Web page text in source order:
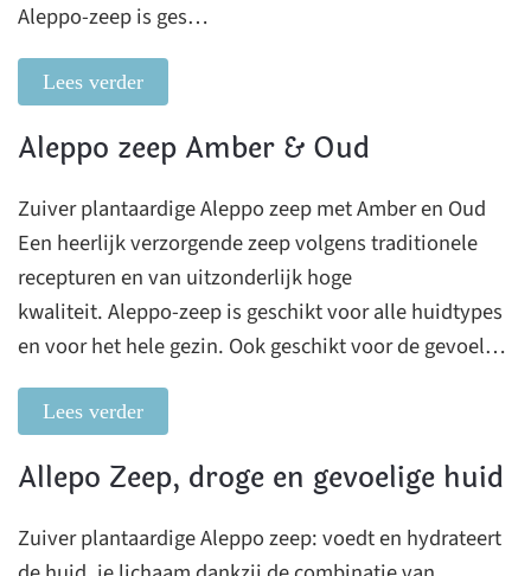
Aleppo-zeep is ges…
Lees verder
Aleppo zeep Amber & Oud
Zuiver plantaardige Aleppo zeep met Amber en Oud
Een heerlijk verzorgende zeep volgens traditionele
recepturen en van uitzonderlijk hoge
kwaliteit. Aleppo-zeep is geschikt voor alle huidtypes
en voor het hele gezin. Ook geschikt voor de gevoel…
Lees verder
Allepo Zeep, droge en gevoelige huid
Zuiver plantaardige Aleppo zeep: voedt en hydrateert